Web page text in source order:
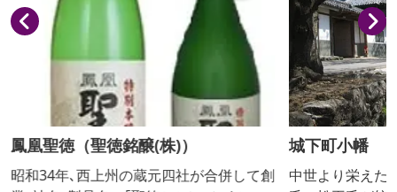
鳳凰聖徳（聖徳銘醸(株)）
昭和34年､西上州の蔵元四社が合併して創
城下町小幡
中世より栄えた